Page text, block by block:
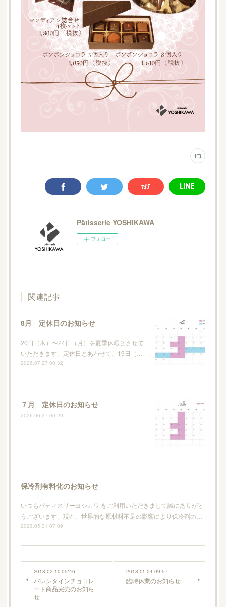
Pâtisserie YOSHIKAWA
フォロー
関連記事
8月 定休日のお知らせ
20日（木）〜24日（月）を夏季休暇とさせて
いただきます。定休日とあわせて、19日（…
2026.07.27 00:32
７月 定休日のお知らせ
2026.06.27 00:20
保冷剤有料化のお知らせ
いつもパティスリーヨシカワ をご利用いただきまして誠にありがと
うございます。現在、世界的な原材料不足の影響により保冷剤の…
2026.05.31 07:09
2018.02.10 05:46
バレンタインチョコレ
ート商品完売のお知ら
せ
2018.01.04 09:57
臨時休業のお知らせ